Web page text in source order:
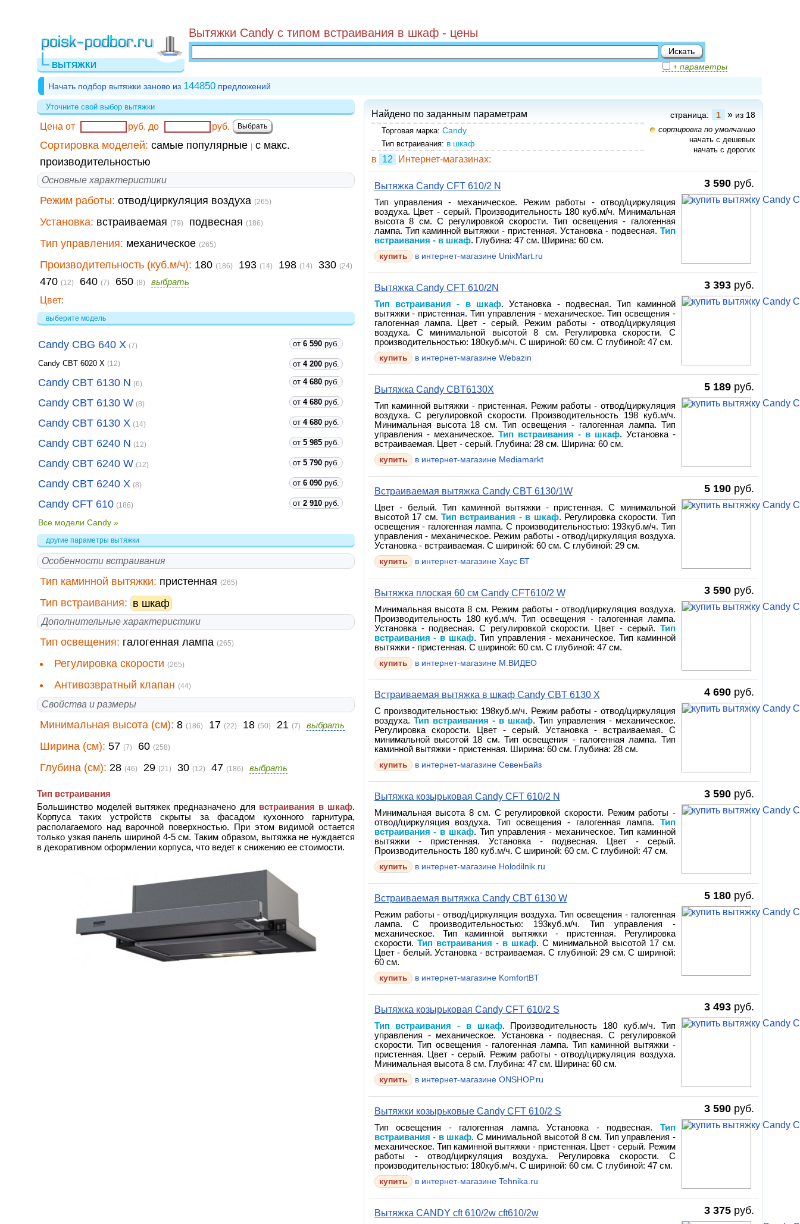
ВЫТЯЖКИ
Вытяжки Candy с типом встраивания в шкаф - цены
+ параметры
Начать подбор вытяжки заново из 144850 предложений
Уточните свой выбор вытяжки
Цена от руб. до руб.
Сортировка моделей: самые популярные
с макс.
производительностью
Основные характеристики
Режим работы: отвод/циркуляция воздуха (265)
Установка: встраиваемая (79) подвесная (186)
Тип управления: механическое (265)
Производительность (куб.м/ч): 180 (186) 193 (14) 198 (14) 330 (24)
470 (12) 640 (7) 650 (8)
выбрать
Цвет:
выберите модель
Candy CBG 640 X (7) от 6 590 руб.
Candy CBT 6020 X (12) от 4 200 руб.
Candy CBT 6130 N (6) от 4 680 руб.
Candy CBT 6130 W (8) от 4 680 руб.
Candy CBT 6130 X (14) от 4 680 руб.
Candy CBT 6240 N (12) от 5 985 руб.
Candy CBT 6240 W (12) от 5 790 руб.
Candy CBT 6240 X (8) от 6 090 руб.
Candy CFT 610 (186) от 2 910 руб.
Все модели Candy »
другие параметры вытяжки
Особенности встраивания
Тип каминной вытяжки: пристенная (265)
Тип встраивания: в шкаф
Дополнительные характеристики
Тип освещения: галогенная лампа (265)
Регулировка скорости (265)
Антивозвратный клапан (44)
Свойства и размеры
Минимальная высота (см): 8 (186) 17 (22) 18 (50) 21 (7) выбрать
Ширина (см): 57 (7) 60 (258)
Глубина (см): 28 (46) 29 (21) 30 (12) 47 (186) выбрать
Тип встраивания
Большинство моделей вытяжек предназначено для встраивания в шкаф.
Корпуса таких устройств скрыты за фасадом кухонного гарнитура,
располагаемого над варочной поверхностью. При этом видимой остается
только узкая панель шириной 4-5 см. Таким образом, вытяжка не нуждается
в декоративном оформлении корпуса, что ведет к снижению ее стоимости.
страница: 1 » из 18
сортировка по умолчанию
начать с дешевых
начать с дорогих
Найдено по заданным параметрам
Торговая марка: Candy
Тип встраивания: в шкаф
в 12 Интернет-магазинах:
3 590руб.
Вытяжка Candy CFT 610/2 N
Тип управления - механическое. Режим работы - отвод/циркуляция
воздуха. Цвет - серый. Производительность 180 куб.м/ч. Минимальная
высота 8 см. С регулировкой скорости. Тип освещения - галогенная
лампа. Тип каминной вытяжки - пристенная. Установка - подвесная. Тип
встраивания - в шкаф. Глубина: 47 см. Ширина: 60 см.
купить в интернет-магазине UnixMart.ru
3 393руб.
Вытяжка Candy CFT 610/2N
Тип встраивания - в шкаф. Установка - подвесная. Тип каминной
вытяжки - пристенная. Тип управления - механическое. Тип освещения -
галогенная лампа. Цвет - серый. Режим работы - отвод/циркуляция
воздуха. С минимальной высотой 8 см. Регулировка скорости. С
производительностью: 180куб.м/ч. С шириной: 60 см. С глубиной: 47 см.
купить в интернет-магазине Webazin
5 189руб.
Вытяжка Candy CBT6130X
Тип каминной вытяжки - пристенная. Режим работы - отвод/циркуляция
воздуха. С регулировкой скорости. Производительность 198 куб.м/ч.
Минимальная высота 18 см. Тип освещения - галогенная лампа. Тип
управления - механическое. Тип встраивания - в шкаф. Установка -
встраиваемая. Цвет - серый. Глубина: 28 см. Ширина: 60 см.
купить в интернет-магазине Mediamarkt
5 190руб.
Встраиваемая вытяжка Candy CBT 6130/1W
Цвет - белый. Тип каминной вытяжки - пристенная. С минимальной
высотой 17 см. Тип встраивания - в шкаф. Регулировка скорости. Тип
освещения - галогенная лампа. С производительностью: 193куб.м/ч. Тип
управления - механическое. Режим работы - отвод/циркуляция воздуха.
Установка - встраиваемая. С шириной: 60 см. С глубиной: 29 см.
в интернет-магазине Хаус БТ
3 590руб.
Вытяжка плоская 60 см Candy CFT610/2 W
Минимальная высота 8 см. Режим работы - отвод/циркуляция воздуха.
Производительность 180 куб.м/ч. Тип освещения - галогенная лампа.
Установка - подвесная. С регулировкой скорости. Цвет - серый. Тип
встраивания - в шкаф. Тип управления - механическое. Тип каминной
вытяжки - пристенная. С шириной: 60 см. С глубиной: 47 см.
в интернет-магазине М.ВИДЕО
4 690руб.
Встраиваемая вытяжка в шкаф Candy CBT 6130 X
С производительностью: 198куб.м/ч. Режим работы - отвод/циркуляция
воздуха. Тип встраивания - в шкаф. Тип управления - механическое.
Регулировка скорости. Цвет - серый. Установка - встраиваемая. С
минимальной высотой 18 см. Тип освещения - галогенная лампа. Тип
каминной вытяжки - пристенная. Ширина: 60 см. Глубина: 28 см.
в интернет-магазине СевенБайз
3 590руб.
Вытяжка козырьковая Candy CFT 610/2 N
Минимальная высота 8 см. С регулировкой скорости. Режим работы -
отвод/циркуляция воздуха. Тип освещения - галогенная лампа. Тип
встраивания - в шкаф. Тип управления - механическое. Тип каминной
вытяжки - пристенная. Установка - подвесная. Цвет - серый.
Производительность 180 куб.м/ч. С шириной: 60 см. С глубиной: 47 см.
в интернет-магазине Holodilnik.ru
5 180руб.
Встраиваемая вытяжка Candy CBT 6130 W
Режим работы - отвод/циркуляция воздуха. Тип освещения - галогенная
лампа. С производительностью: 193куб.м/ч. Тип управления -
механическое. Тип каминной вытяжки - пристенная. Регулировка
скорости. Тип встраивания - в шкаф. С минимальной высотой 17 см.
Цвет - белый. Установка - встраиваемая. С глубиной: 29 см. С шириной:
60 см.
в интернет-магазине KomfortBT
3 493руб.
Вытяжка козырьковая Candy CFT 610/2 S
Тип встраивания - в шкаф. Производительность 180 куб.м/ч. Тип
управления - механическое. Установка - подвесная. С регулировкой
скорости. Тип освещения - галогенная лампа. Тип каминной вытяжки -
пристенная. Цвет - серый. Режим работы - отвод/циркуляция воздуха.
Минимальная высота 8 см. Глубина: 47 см. Ширина: 60 см.
в интернет-магазине ONSHOP.ru
3 590руб.
Вытяжки козырьковые Candy CFT 610/2 S
Тип освещения - галогенная лампа. Установка - подвесная. Тип
встраивания - в шкаф. С минимальной высотой 8 см. Тип управления -
механическое. Тип каминной вытяжки - пристенная. Цвет - серый. Режим
работы - отвод/циркуляция воздуха. Регулировка скорости. С
производительностью: 180куб.м/ч. С шириной: 60 см. С глубиной: 47 см.
в интернет-магазине Tehnika.ru
3 375руб.
Вытяжка CANDY cft 610/2w cft610/2w